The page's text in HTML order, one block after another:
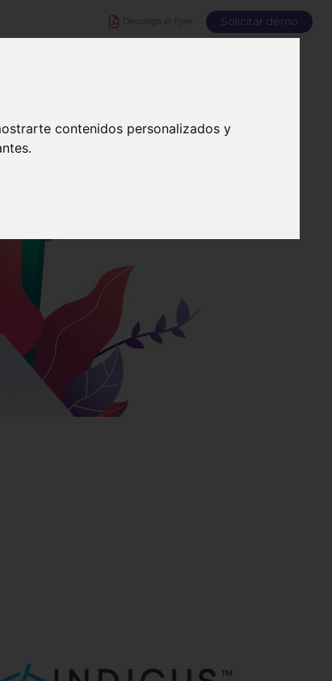
contenidos personalizados y
Descarga el flyer